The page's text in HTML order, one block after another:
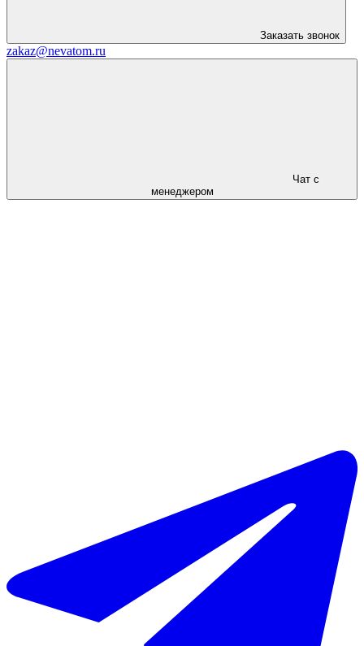
Заказать звонок
zakaz@nevatom.ru
Чат с
менеджером